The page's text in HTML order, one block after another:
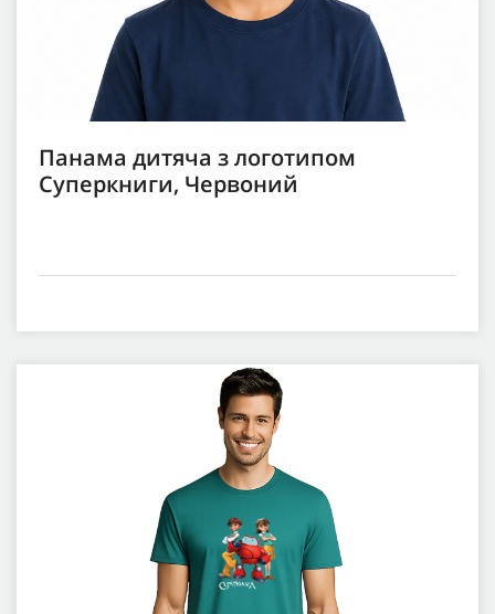
Панама дитяча з логотипом
Суперкниги, Червоний